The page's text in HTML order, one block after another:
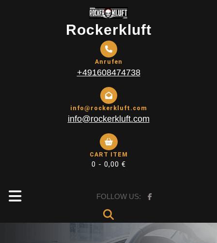
Rockerkluft
Anrufen
+491608474738
info@rockerkluft.com
info@rockerkluft.com
CART ITEM
0 - 0,00 €
Open
FOLLOW US: